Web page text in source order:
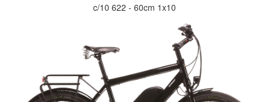
c/10 622 - 60cm 1x10